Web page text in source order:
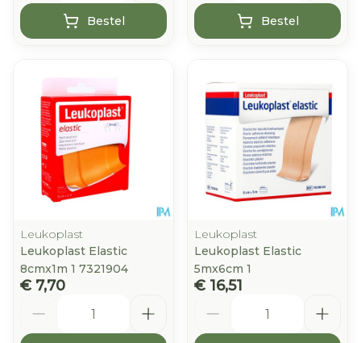
Bestel Bestel
Leukoplast
Leukoplast Elastic
8cmx1m 1 7321904
€ 7,70
Leukoplast
Leukoplast Elastic
5mx6cm 1
€ 16,51